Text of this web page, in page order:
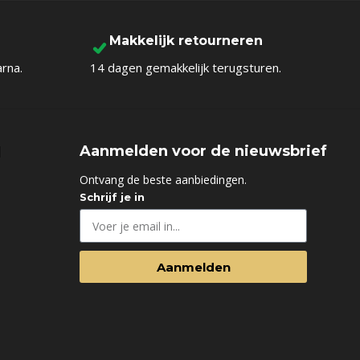
To Shop
Makkelijk retourneren
14 dagen gemakkelijk terugsturen.
Aanmelden voor de nieuwsbrief
Ontvang de beste aanbiedingen.
Schrijf je in
Aanmelden